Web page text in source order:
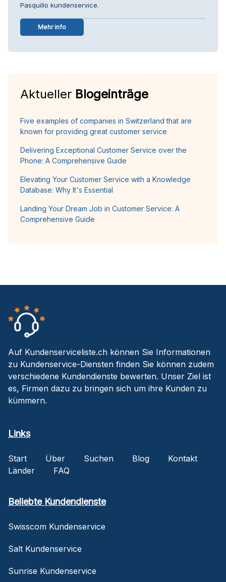
Pasquillo kundenservice.
Mehr info
Aktueller Blogeinträge
Five examples of companies in Switzerland that are
known for providing great customer service
Delivering Exceptional Customer Service over the
Phone: A Comprehensive Guide
Elevating Your Customer Service with a Knowledge
Database: Why It's Essential
Landing Your Dream Job in Customer Service: A
Comprehensive Guide
Auf Kundenserviceliste.ch können Sie Informationen
zu Kundenservice-Diensten finden Sie können zudem
verschiedene Kundendienste bewerten. Unser Ziel ist
es, Firmen dazu zu bringen sich um ihre Kunden zu
kümmern.
Links
Start Über Suchen Blog
Kontakt
Länder
FAQ
Beliebte Kundendienste
Swisscom Kundenservice
Salt Kundenservice
Sunrise Kundenservice